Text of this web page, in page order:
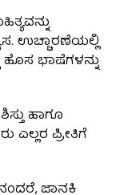
ಉಚ್ಚಾರಣೆಯಲ್ಲಿ
ಭಾಷೆಗಳನ್ನು
ಹಾಗೂ
ಪ್ರೀತಿಗೆ
ಜಾನಕಿ